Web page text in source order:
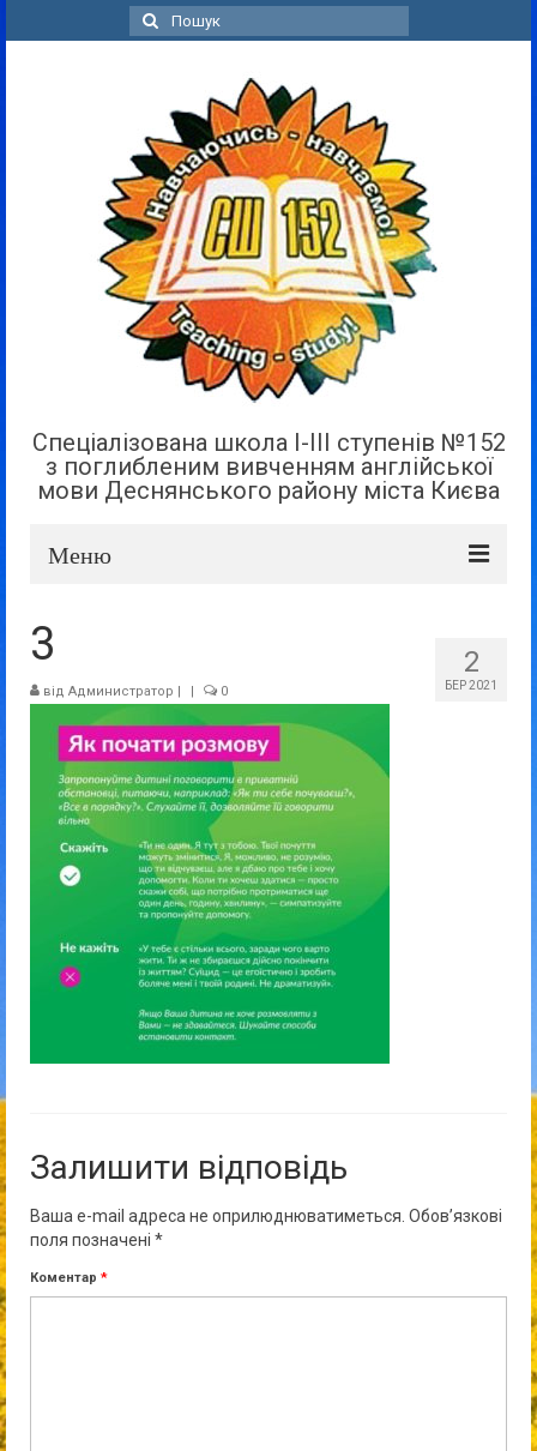
Пошук
для:
Спеціалізована школа І-ІІІ ступенів №152
з поглибленим вивченням англійської
мови Деснянського району міста Києва
Меню
Батькам та учням
Прозорість та відкритість
2
БЕР 2021
3
від Администратор | | 0
Залишити відповідь
Ваша e-mail адреса не оприлюднюватиметься. Обов’язкові
поля позначені *
Коментар *